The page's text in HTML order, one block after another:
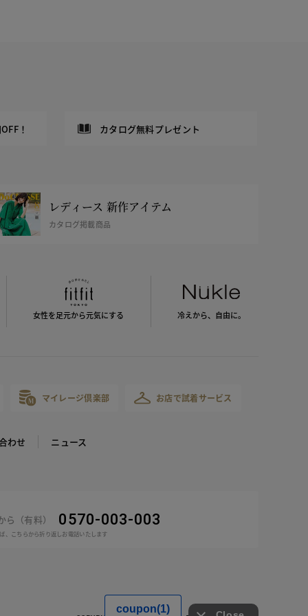
！ カタログ無料プレゼント
レディース 新作アイテム
カタログ掲載商品
女性を足元から元気にする 冷えから、 自由に。
マイレージ倶楽部 お店で試着サービス
わせ ニュース
（有料） 0570-003-003
、こちらから折り返しお電話いたします